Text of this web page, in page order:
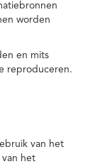
worden
en mits
reproduceren.
van het
het